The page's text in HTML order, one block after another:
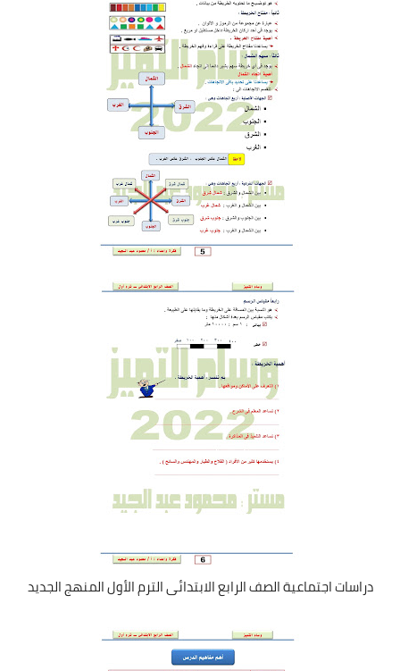
دراسات اجتماعية الصف الرابع الابتدائى الترم الأول المنهج الجديد